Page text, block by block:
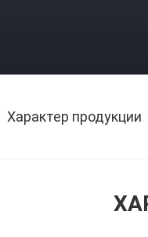
Характер продукции